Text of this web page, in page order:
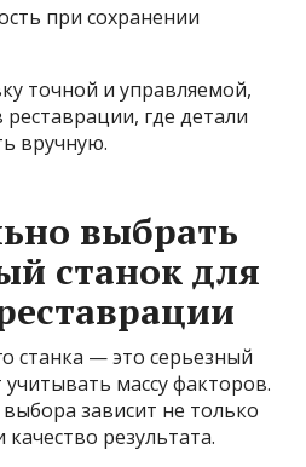
при сохранении
точной и управляемой,
где детали
вручную.
выбрать
станок для
станка — это серьезный
массу факторов.
зависит не только
результата.